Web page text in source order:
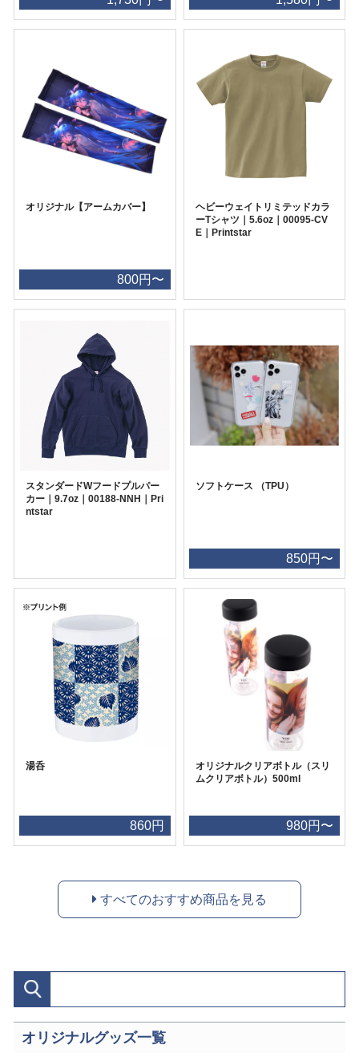
オリジナル【アームカバー】
800円〜
ヘビーウェイトリミテッドカラ
ーTシャツ｜5.6oz｜00095-CV
E｜Printstar
スタンダードWフードプルパー
カー｜9.7oz｜00188-NNH｜Pri
ntstar
ソフトケース （TPU）
850円〜
湯呑
860円
オリジナルクリアボトル（スリ
ムクリアボトル）500ml
980円〜
すべてのおすすめ商品を見る
オリジナルグッズ一覧